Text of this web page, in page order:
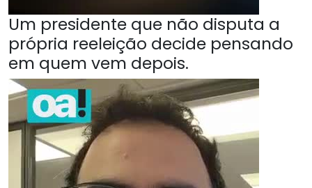
Um presidente que não disputa a
própria reeleição decide pensando
em quem vem depois.